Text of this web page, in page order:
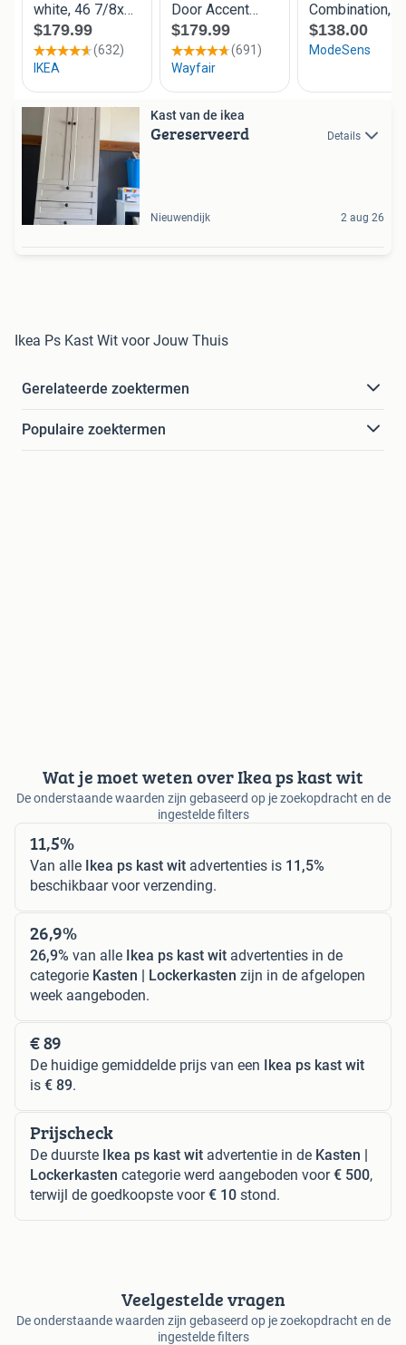
Kast van de ikea
Gereserveerd Details
Nieuwendijk 2 aug 26
Ikea Ps Kast Wit voor Jouw Thuis
Gerelateerde zoektermen
Populaire zoektermen
Wat je moet weten over Ikea ps kast wit
De onderstaande waarden zijn gebaseerd op je zoekopdracht en de
ingestelde filters
11,5%
Van alle Ikea ps kast wit advertenties is 11,5%
beschikbaar voor verzending.
26,9%
26,9% van alle Ikea ps kast wit advertenties in de
categorie Kasten | Lockerkasten zijn in de afgelopen
week aangeboden.
€ 89
De huidige gemiddelde prijs van een Ikea ps kast wit
is € 89.
Prijscheck
De duurste Ikea ps kast wit advertentie in de Kasten |
Lockerkasten categorie werd aangeboden voor€ 500,
terwijl de goedkoopste voor€ 10 stond.
Veelgestelde vragen
De onderstaande waarden zijn gebaseerd op je zoekopdracht en de
ingestelde filters